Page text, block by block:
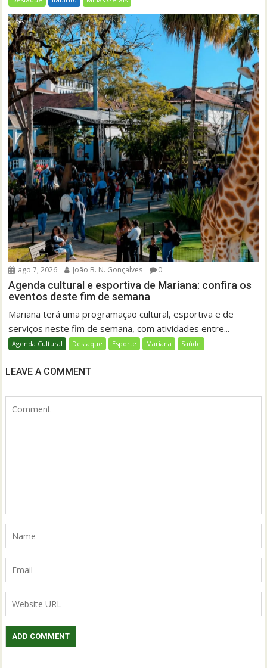
ago 7, 2026 João B. N. Gonçalves 0
Agenda cultural e esportiva de Mariana: confira os
eventos deste fim de semana
Mariana terá uma programação cultural, esportiva e de
serviços neste fim de semana, com atividades entre...
Agenda Cultural Destaque Esporte Mariana Saúde
LEAVE A COMMENT